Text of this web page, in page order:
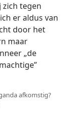
zich tegen
er aldus van
door het
maar
„de
afkomstig?